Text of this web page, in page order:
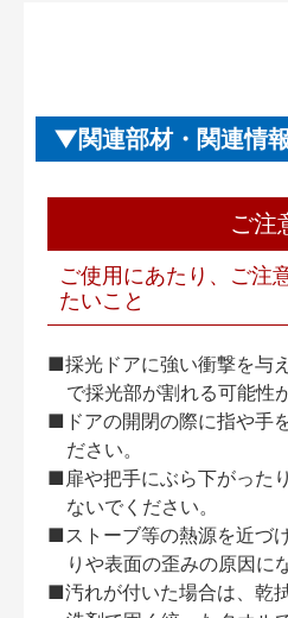
関連部材・関連情
ご注
ご使用にあたり、ご注
たいこと
■採光ドアに強い衝撃を与
で採光部が割れる可能性
■ドアの開閉の際に指や手
ださい。
■扉や把手にぶら下がった
ないでください。
■ストーブ等の熱源を近づ
りや表面の歪みの原因に
■汚れが付いた場合は、乾